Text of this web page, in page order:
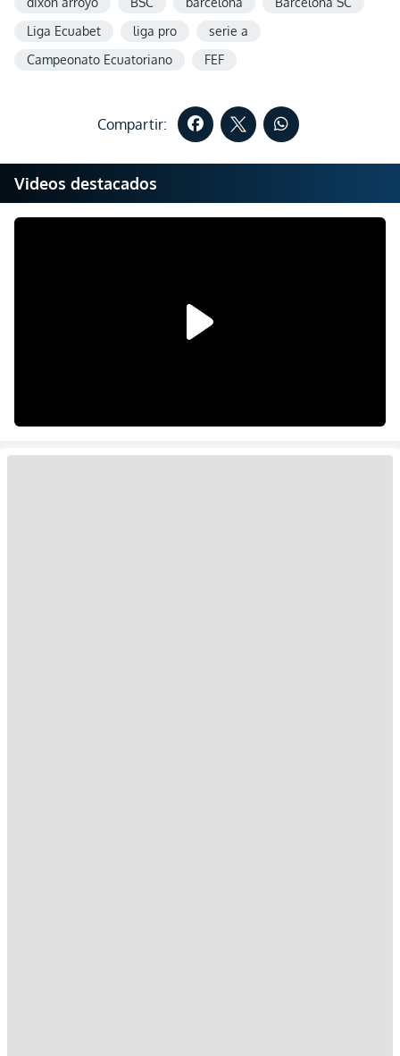
Liga Ecuabet
liga pro
serie a
Campeonato Ecuatoriano
FEF
Compartir:
Videos destacados